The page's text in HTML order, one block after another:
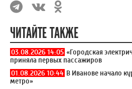
ЧИТАЙТЕ ТАКЖЕ
03.08.2026 14:05 «Городская
приняла первых пассажиров
01.08.2026 10:44 В Иванове начало
метро»